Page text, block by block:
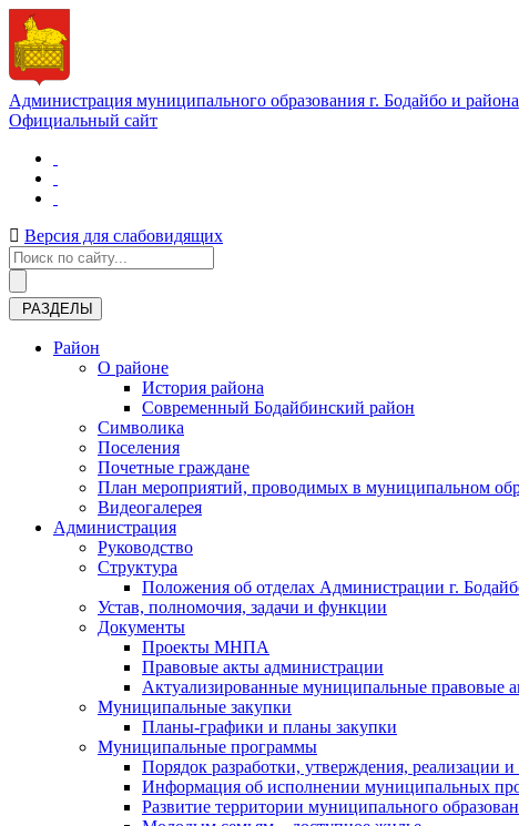
Администрация муниципального образования г. Бодайбо и района
Официальный сайт
Версия для слабовидящих
РАЗДЕЛЫ
Район
О районе
История района
Современный Бодайбинский район
Символика
Поселения
Почетные граждане
План мероприятий, проводимых в муниципальном
Видеогалерея
Администрация
Руководство
Структура
Положения об отделах Администрации г.
Устав, полномочия, задачи и функции
Документы
Проекты МНПА
Правовые акты администрации
Актуализированные муниципальные правовые
Муниципальные закупки
Планы-графики и планы закупки
Муниципальные программы
Порядок разработки, утверждения, реализации
Информация об исполнении муниципальных
Развитие территории муниципального